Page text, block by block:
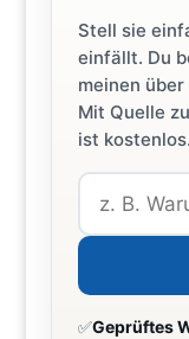
Stell sie
einfällt. Du
meinen
Mit Quelle
ist kostenlos.
✅Geprüftes